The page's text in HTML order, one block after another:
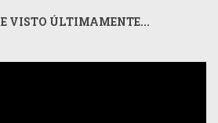
VISTO ÚLTIMAMENTE...